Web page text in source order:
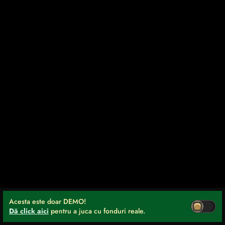
Acesta este doar DEMO!
Dă click aici pentru a juca cu fonduri reale.